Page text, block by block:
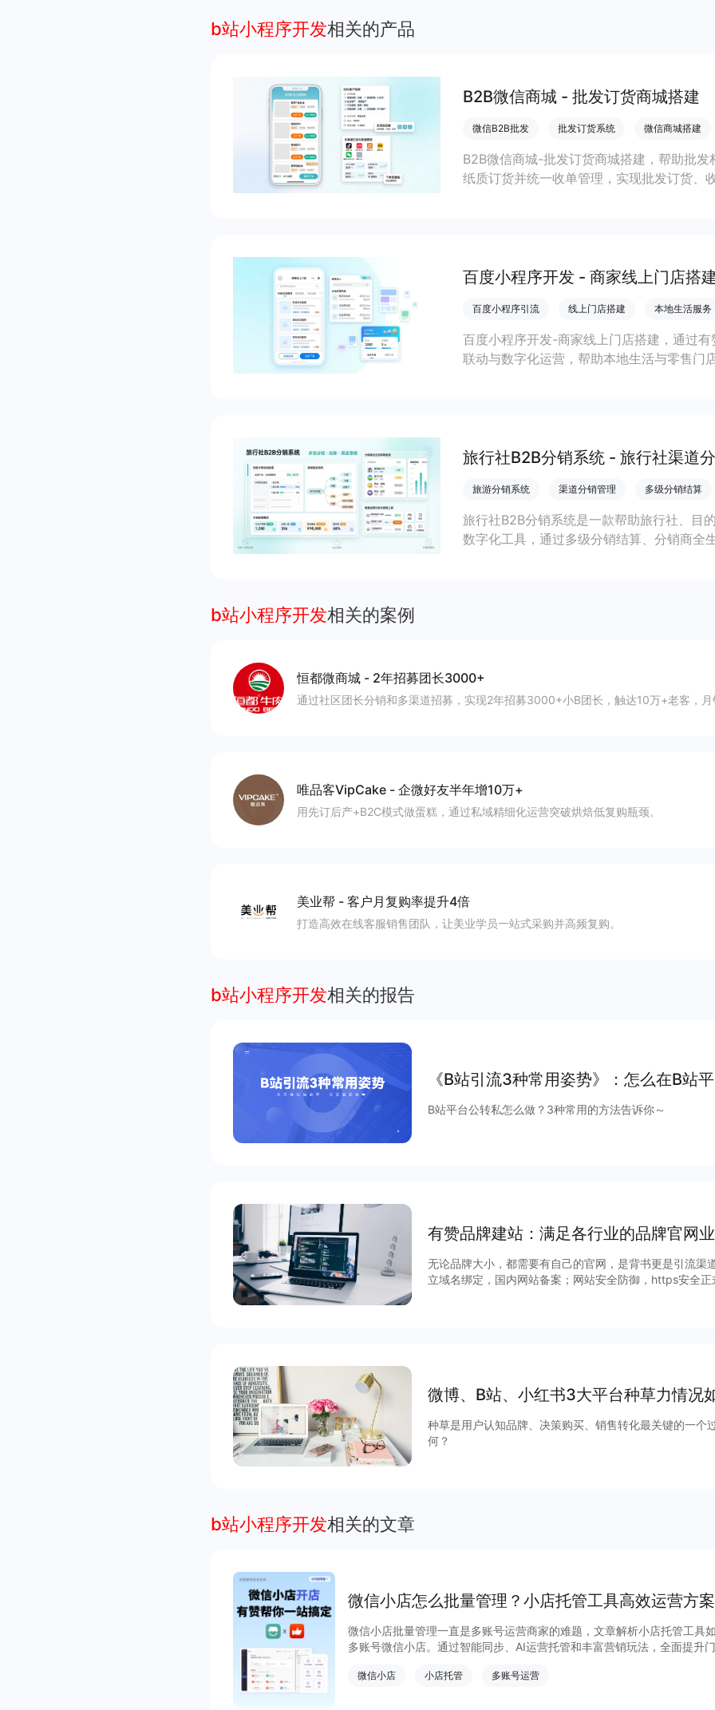
b站小程序开发相关的产品
B2B微信商城 - 批发订货商城搭建
微信B2B批发 批发订货系统 微信商城搭建
B2B微信商城-批发订货商城搭建，帮助批
纸质订货并统一收单管理，实现批发订货、
百度小程序开发 - 商家线上门店搭
百度小程序引流 线上门店搭建 本地生活服务
百度小程序开发-商家线上门店搭建，通过
联动与数字化运营，帮助本地生活与零售门
旅行社B2B分销系统 - 旅行社渠道
旅游分销系统 渠道分销管理 多级分销结算
旅行社B2B分销系统是一款帮助旅行社、目
数字化工具，通过多级分销结算、分销商全
b站小程序开发相关的案例
恒都微商城 - 2年招募团长3000+
通过社区团长分销和多渠道招募，实现2年招募3000+小B团长，触达10万+老客，月
唯品客VipCake - 企微好友半年增10万+
用先订后产+B2C模式做蛋糕，通过私域精细化运营突破烘焙低复购瓶颈。
美业帮 - 客户月复购率提升4倍
打造高效在线客服销售团队，让美业学员一站式采购并高频复购。
b站小程序开发相关的报告
《B站引流3种常用姿势》：怎么在B站
B站平台公转私怎么做？3种常用的方法告诉你～
有赞品牌建站：满足各行业的品牌官网
无论品牌大小，都需要有自己的官网，是背书更是引流渠
立域名绑定，国内网站备案；网站安全防御，https安全
微博、B站、小红书3大平台种草力情况
种草是用户认知品牌、决策购买、销售转化最关键的一个
何？
b站小程序开发相关的文章
微信小店怎么批量管理？小店托管工具高效运营方案
微信小店批量管理一直是多账号运营商家的难题，文章解析小店托管工具
多账号微信小店。通过智能同步、AI运营托管和丰富营销玩法，全面提升
微信小店 小店托管 多账号运营